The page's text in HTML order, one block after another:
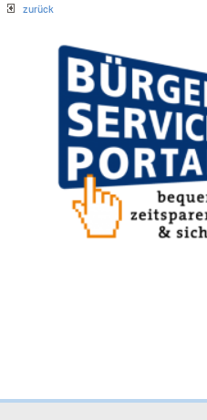
zurück